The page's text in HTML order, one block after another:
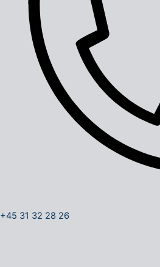
+45 31 32 28 26